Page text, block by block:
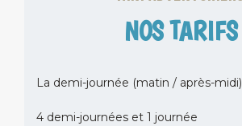
NOS TARIFS
La demi-journée (matin / après-midi)
4 demi-journées et 1 journée